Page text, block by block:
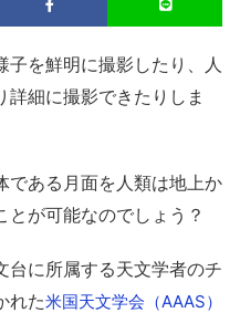
を鮮明に撮影したり、人
細に撮影できたりしま
である月面を人類は地上か
とが可能なのでしょう？
台に所属する天文学者のチ
れた米国天文学会（AAAS）